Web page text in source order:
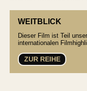
WEITBLICK
Dieser Film ist Teil
internationalen
ZUR REIHE